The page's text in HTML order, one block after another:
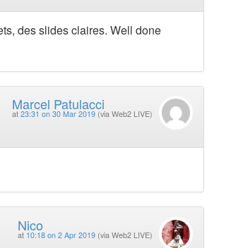
des slides claires. Well done
Marcel Patulacci
at 23:31 on 30 Mar 2019 (via Web2 LIVE)
Nico
at 10:18 on 2 Apr 2019 (via Web2 LIVE)